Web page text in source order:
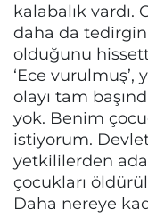
kalabalık vardı.
daha da
olduğunu
‘Ece vurulmuş’,
olayı tam
yok. Benim
istiyorum.
yetkililerden
çocukları
Daha nereye